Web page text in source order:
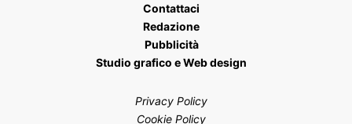
Contattaci
Redazione
Pubblicità
Studio grafico e Web design
Privacy Policy
Cookie Policy